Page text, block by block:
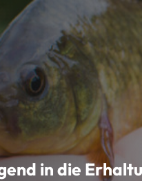
in die